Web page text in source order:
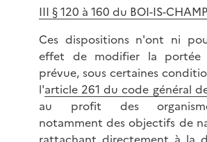
III § 120 à 160 du BOI-IS-
Ces dispositions n'ont ni
effet de modifier la portée
prévue, sous certaines
l'article 261 du code général
au profit des
notamment des objectifs de